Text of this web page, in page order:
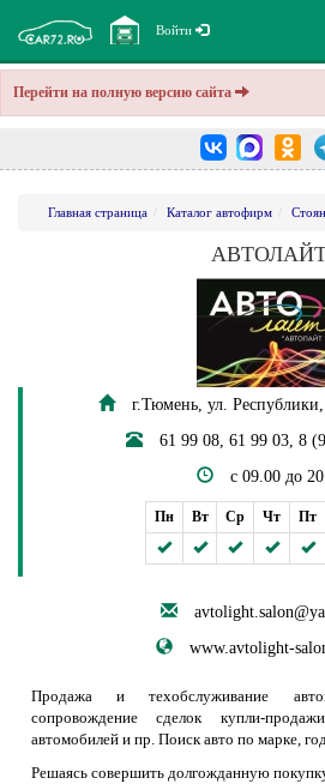
Перейти на полную версию сайта
Войти
Главная страница Каталог автофирм
г.Тюмень, ул.
61 99 08, 61 99 03, 8
с 09.00 до
Пн Вт Ср Чт Пт
www.avtolight-
Продажа и техобслуживание
сопровождение сделок купли-
автомобилей и пр. Поиск авто по марке,
Решаясь совершить долгожданную